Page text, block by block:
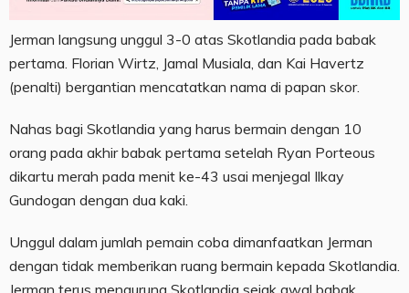
Jerman langsung unggul 3-0 atas Skotlandia pada babak
pertama. Florian Wirtz, Jamal Musiala, dan Kai Havertz
(penalti) bergantian mencatatkan nama di papan skor.
Nahas bagi Skotlandia yang harus bermain dengan 10
orang pada akhir babak pertama setelah Ryan Porteous
dikartu merah pada menit ke-43 usai menjegal Ilkay
Gundogan dengan dua kaki.
Unggul dalam jumlah pemain coba dimanfaatkan Jerman
dengan tidak memberikan ruang bermain kepada Skotlandia.